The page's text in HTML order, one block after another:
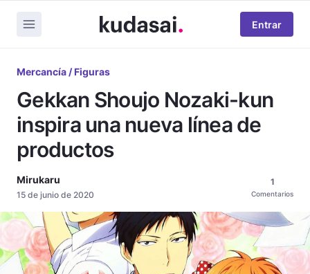
Entrar
Mercancía / Figuras
Gekkan Shoujo Nozaki-kun
inspira una nueva línea de
productos
Mirukaru
15 de junio de 2020
1
Comentarios